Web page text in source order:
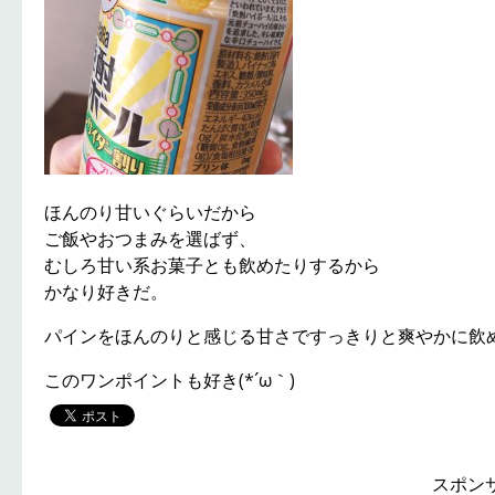
ほんのり甘いぐらいだから
ご飯やおつまみを選ばず、
むしろ甘い系お菓子とも飲めたりするから
かなり好きだ。
パインをほんのりと感じる甘さですっきりと爽やかに飲
このワンポイントも好き(*´ω｀)
スポン